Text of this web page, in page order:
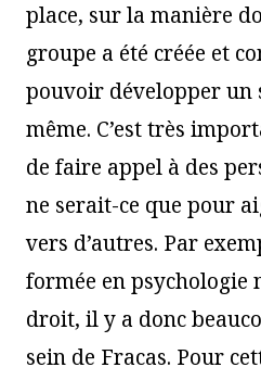
place, sur la manière
groupe a été créée et
pouvoir développer un
même. C’est très
de faire appel à des
ne serait-ce que pour
vers d’autres. Par
formée en psychologie
droit, il y a donc
sein de Fracas. Pour